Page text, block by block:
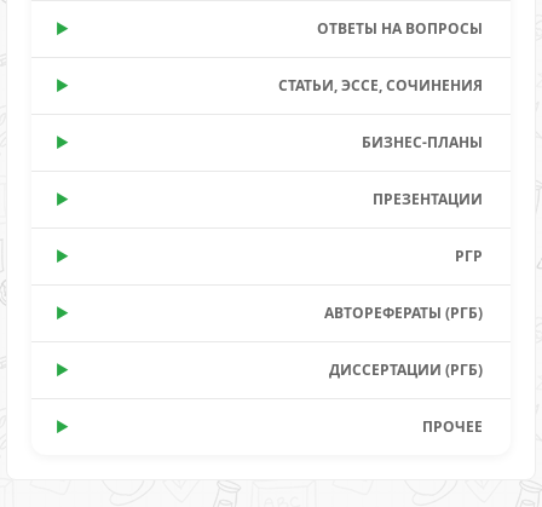
ОТВЕТЫ НА ВОПРОСЫ
СТАТЬИ, ЭССЕ, СОЧИНЕНИЯ
БИЗНЕС-ПЛАНЫ
ПРЕЗЕНТАЦИИ
РГР
АВТОРЕФЕРАТЫ (РГБ)
ДИССЕРТАЦИИ (РГБ)
ПРОЧЕЕ